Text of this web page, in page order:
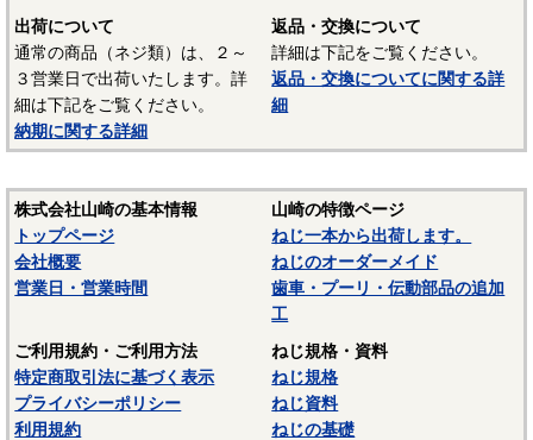
出荷について
通常の商品（ネジ類）は、２～
３営業日で出荷いたします。詳
細は下記をご覧ください。
納期に関する詳細
返品・交換について
詳細は下記をご覧ください。
返品・交換についてに関する詳
細
株式会社山崎の基本情報
トップページ
会社概要
営業日・営業時間
山崎の特徴ページ
ねじ一本から出荷します。
ねじのオーダーメイド
歯車・プーリ・伝動部品の追加
工
ご利用規約・ご利用方法
特定商取引法に基づく表示
プライバシーポリシー
利用規約
ねじ規格・資料
ねじ規格
ねじ資料
ねじの基礎